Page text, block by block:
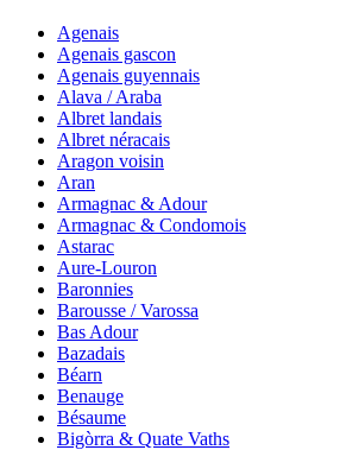
Agenais
Agenais gascon
Agenais guyennais
Alava / Araba
Albret landais
Albret néracais
Aragon voisin
Aran
Armagnac & Adour
Armagnac & Condomois
Astarac
Aure-Louron
Baronnies
Barousse / Varossa
Bas Adour
Bazadais
Béarn
Benauge
Bésaume
Bigòrra & Quate Vaths